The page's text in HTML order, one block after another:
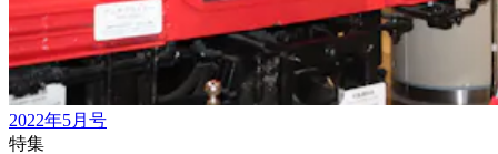
2022年5月号
特集